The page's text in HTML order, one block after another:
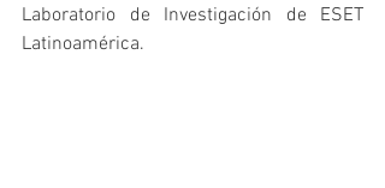
Laboratorio de Investigación de ESET
Latinoamérica.